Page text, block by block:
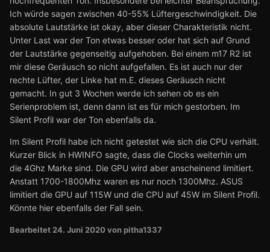
Ich würde sagen zwischen 40-55% Lüftergeschwindigkeit. Die
absolute Lautstärke ist okay, aber dieser Charakteristik nicht.
Unter Last war der Ton etwas besser oder hat sich auf Grund
der Lautstärke gegenseitig aufgehoben. Bei einem m17 R2 ist
mir diese Geräusch so nicht aufgefallen. Es ist auch nur der
rechte Lüfter, der Linke hat m.E. dieses Geräusch nicht
gemacht. In gut 3 Wochen werde ich sehen ob es ein
Serienproblem ist, denn dann ist es für mich gestorben. Im
Silent Profil war der Ton ebenfalls da.
Im Silent Profil habe ich nicht getestet wie sich die CPU verhält.
Kurzer Blick in HWINFO sagte, dass die Clocks weiterhin um
die 4Ghz Marke sind. Die GPU wird aber anscheinend limitiert.
Anstatt 1700-1800Mhz waren es nur noch 1300Mhz. ASUS
limitiert die GPU auf 115W und die CPU auf 45W im Silent Profil.
Könnte hier ebenfalls der Fall sein.
Bearbeitet24. Juni 2020von pitha1337